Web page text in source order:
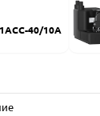
40/10A